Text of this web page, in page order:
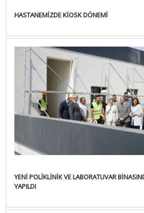
HASTANEMİZDE KİOSK DÖNEMİ
YENİ POLİKLİNİK VE LABORATUVAR
YAPILDI